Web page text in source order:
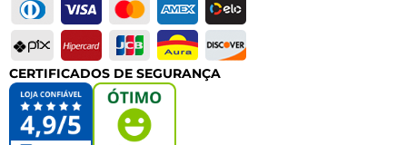
CERTIFICADOS DE SEGURANÇA